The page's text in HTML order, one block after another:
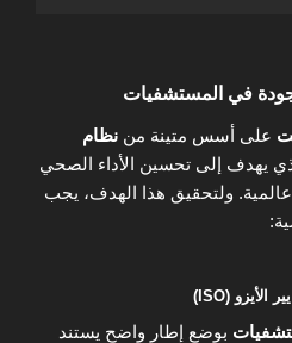
في المستشفيات
على أسس متينة من نظام
يهدف إلى تحسين الأداء الصحي
ولتحقيق هذا الهدف، يجب
بوضع إطار واضح يستند